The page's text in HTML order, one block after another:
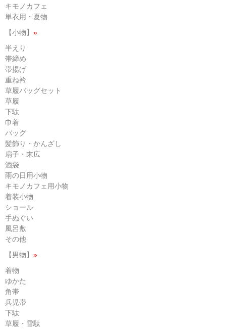
キモノカフェ
単衣用・夏物
【小物】 »
半えり
帯締め
帯揚げ
重ね衿
草履バッグセット
草履
下駄
巾着
バッグ
髪飾り・かんざし
扇子・末広
酒袋
雨の日用小物
キモノカフェ用小物
着装小物
ショール
手ぬぐい
風呂敷
その他
【男物】 »
着物
ゆかた
角帯
兵児帯
下駄
草履・雪駄